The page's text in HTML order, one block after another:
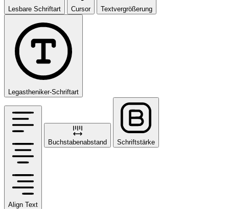
Lesbare Schriftart Cursor Textvergrößerung
Legastheniker-Schriftart
Align Text
Buchstabenabstand Schriftstärke